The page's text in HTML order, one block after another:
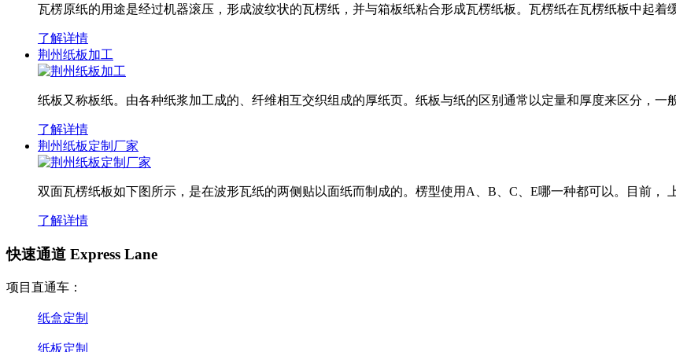
瓦楞原纸的用途是经过机器滚压，形成波纹状的瓦楞纸，并与箱板纸粘合形成瓦楞纸板。瓦楞纸在瓦楞纸板中起
了解详情
荆州纸板加工
纸板又称板纸。由各种纸浆加工成的、纤维相互交织组成的厚纸页。纸板与纸的区别通常以定量和厚度来区分，一
了解详情
荆州纸板定制厂家
双面瓦楞纸板如下图所示，是在波形瓦纸的两侧贴以面纸而制成的。楞型使用A、B、C、E哪一种都可以。目前，
了解详情
快速通道 Express Lane
项目直通车：
纸盒定制
纸板定制